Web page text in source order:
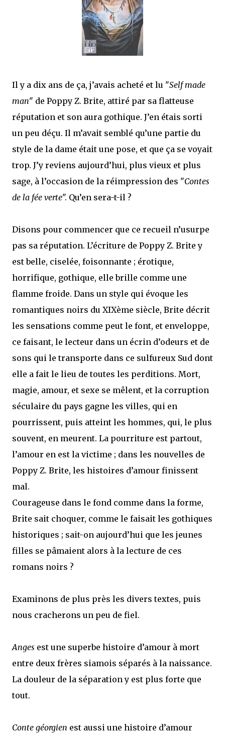
mettre sous tous les yeux. C'est cela...
Il y a dix ans de ça, j’avais acheté et lu "Self made
man" de Poppy Z. Brite, attiré par sa flatteuse
réputation et son aura gothique. J’en étais sorti
un peu déçu. Il m’avait semblé qu’une partie du
style de la dame était une pose, et que ça se voyait
trop. J’y reviens aujourd’hui, plus vieux et plus
sage, à l’occasion de la réimpression des "Contes
de la fée verte". Qu’en sera-t-il ?
Disons pour commencer que ce recueil n’usurpe
pas sa réputation. L’écriture de Poppy Z. Brite y
est belle, ciselée, foisonnante ; érotique,
horrifique, gothique, elle brille comme une
flamme froide. Dans un style qui évoque les
romantiques noirs du XIXème siècle, Brite décrit
les sensations comme peut le font, et enveloppe,
ce faisant, le lecteur dans un écrin d’odeurs et de
sons qui le transporte dans ce sulfureux Sud dont
elle a fait le lieu de toutes les perditions. Mort,
magie, amour, et sexe se mêlent, et la corruption
séculaire du pays gagne les villes, qui en
pourrissent, puis atteint les hommes, qui, le plus
souvent, en meurent. La pourriture est partout,
l’amour en est la victime ; dans les nouvelles de
Poppy Z. Brite, les histoires d’amour finissent
mal.
Courageuse dans le fond comme dans la forme,
Brite sait choquer, comme le faisait les gothiques
historiques ; sait-on aujourd’hui que les jeunes
filles se pâmaient alors à la lecture de ces
romans noirs ?
Examinons de plus près les divers textes, puis
nous cracherons un peu de fiel.
Anges est une superbe histoire d’amour à mort
entre deux frères siamois séparés à la naissance.
La douleur de la séparation y est plus forte que
tout.
Conte géorgien est aussi une histoire d’amour